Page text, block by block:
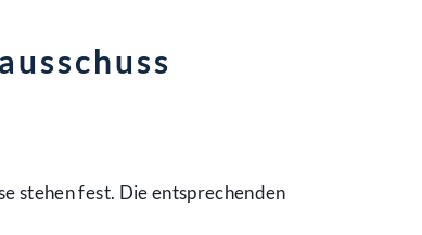
stehen fest. Die entsprechenden